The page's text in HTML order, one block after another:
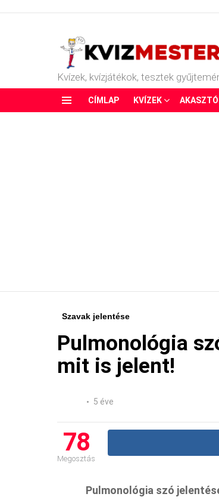
Kvízek, kvízjátékok, tesztek
CÍMLAP KVÍZEK
Szavak jelentése
Pulmonológia
mit is jelent!
5 éve
78
Megosztás
Pulmonológia szó